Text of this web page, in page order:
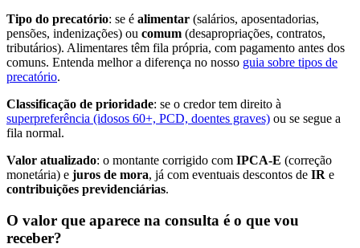
Tipo do precatório: se é alimentar (salários, aposentadorias,
pensões, indenizações) ou comum (desapropriações, contratos,
tributários). Alimentares têm fila própria, com pagamento antes dos
comuns. Entenda melhor a diferença no nosso guia sobre tipos de
precatório.
Classificação de prioridade: se o credor tem direito à
superpreferência (idosos 60+, PCD, doentes graves) ou se segue a
fila normal.
Valor atualizado: o montante corrigido com IPCA-E (correção
monetária) e juros de mora, já com eventuais descontos de IR e
contribuições previdenciárias.
O valor que aparece na consulta é o que vou
receber?